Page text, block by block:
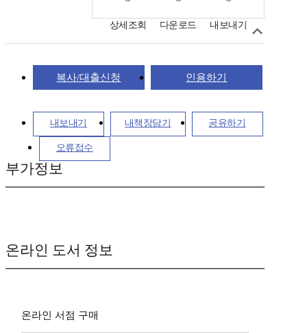
상세조회 다운로드 내보내기
복사/대출신청 인용하기
내보내기 내책장담기 공유하기
오류접수
부가정보
온라인 도서 정보
온라인 서점 구매